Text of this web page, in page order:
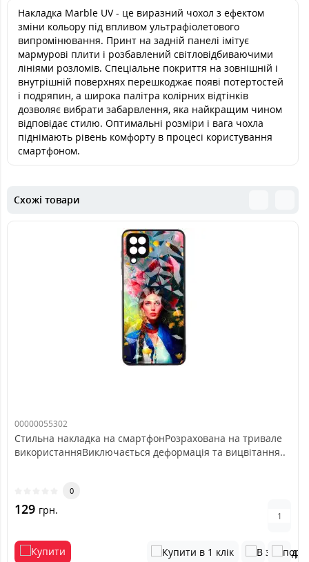
Накладка Marble UV - це виразний чохол з ефектом
зміни кольору під впливом ультрафіолетового
випромінювання. Принт на задній панелі імітує
мармурові плити і розбавлений світловідбиваючими
лініями розломів. Спеціальне покриття на зовнішній і
внутрішній поверхнях перешкоджає появі потертостей
і подряпин, а широка палітра колірних відтінків
дозволяє вибрати забарвлення, яка найкращим чином
відповідає стилю. Оптимальні розміри і вага чохла
піднімають рівень комфорту в процесі користування
смартфоном.
Схожі товари
00000055302
Стильна накладка на смартфонРозрахована на тривале
використанняВиключається деформація та вицвітання..
0
129 грн.